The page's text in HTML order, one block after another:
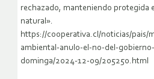
rechazado, manteniendo protegida
natural».
https://cooperativa.cl/noticias/pais/
ambiental-anulo-el-no-del-
dominga/2024-12-09/205250.html